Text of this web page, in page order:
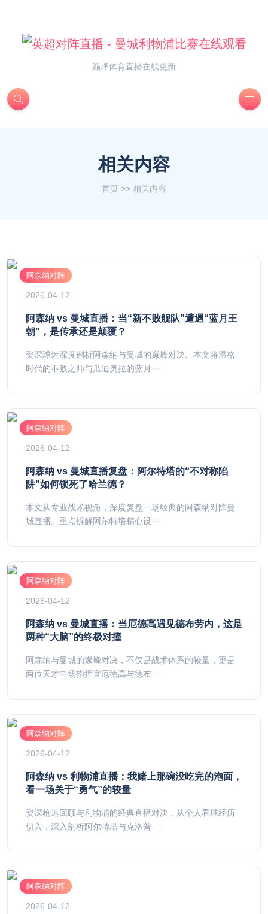
巅峰体育直播在线更新
相关内容
首页 >> 相关内容
阿森纳对阵
2026-04-12
阿森纳 vs 曼城直播：当“新不败舰队”遭遇“蓝月王
朝”，是传承还是颠覆？
资深球迷深度剖析阿森纳与曼城的巅峰对决。本文将温格
时代的不败之师与瓜迪奥拉的蓝月···
阿森纳对阵
2026-04-12
阿森纳 vs 曼城直播复盘：阿尔特塔的“不对称陷
阱”如何锁死了哈兰德？
本文从专业战术视角，深度复盘一场经典的阿森纳对阵曼
城直播。重点拆解阿尔特塔精心设···
阿森纳对阵
2026-04-12
阿森纳 vs 曼城直播：当厄德高遇见德布劳内，这是
两种“大脑”的终极对撞
阿森纳与曼城的巅峰对决，不仅是战术体系的较量，更是
两位天才中场指挥官厄德高与德布···
阿森纳对阵
2026-04-12
阿森纳 vs 利物浦直播：我赌上那碗没吃完的泡面，
看一场关于“勇气”的较量
资深枪迷回顾与利物浦的经典直播对决，从个人看球经历
切入，深入剖析阿尔特塔与克洛普···
阿森纳对阵
2026-04-12